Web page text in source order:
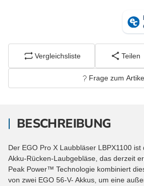
Vergleichsliste Teilen
Frage zum
BESCHREIBUNG
Der EGO Pro X Laubbläser LBPX1100
Akku-Rücken-Laubgebläse, das derzeit
Peak Power™ Technologie kombiniert
von zwei EGO 56-V- Akkus, um eine